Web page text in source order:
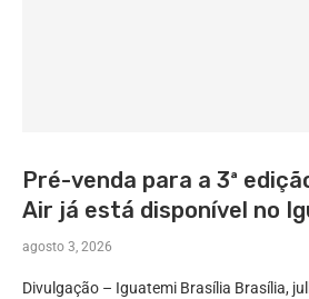
Pré-venda para a 3ª
Air já está disponível no
agosto 3, 2026
Divulgação – Iguatemi Brasília Brasília,